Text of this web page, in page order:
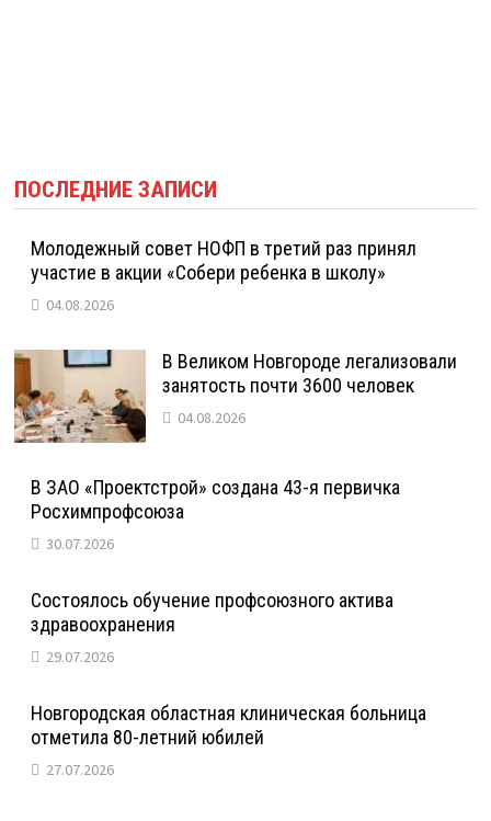
ПОСЛЕДНИЕ ЗАПИСИ
Молодежный совет НОФП в третий раз принял
участие в акции «Собери ребенка в школу»
04.08.2026
В Великом Новгороде легализовали
занятость почти 3600 человек
04.08.2026
В ЗАО «Проектстрой» создана 43-я первичка
Росхимпрофсоюза
30.07.2026
Состоялось обучение профсоюзного актива
здравоохранения
29.07.2026
Новгородская областная клиническая больница
отметила 80-летний юбилей
27.07.2026